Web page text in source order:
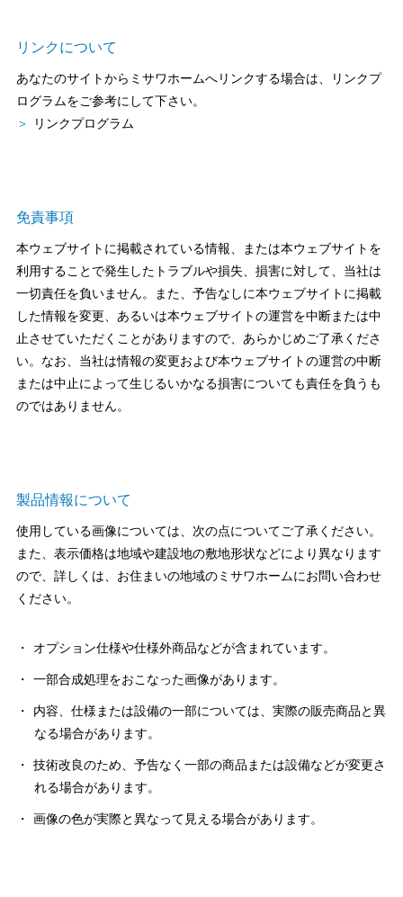
ホームラウンジ 新築・戸建て
ホームラウンジ 土地活用・賃貸経営
実例動画や基礎知識、収納の工夫など、理想の住まいを叶えるリフ
ホームラウンジ リフォーム
すべてのフィールドに新しい価値をデザインし、持続可能な未来志
向のまちづくりを実現していきます。
ミサワゼネラルソリューション
ミサワホームオーナーさま・リフォーム工事ご契約者さまとミサワ
ホームを結ぶコミュニケーションサイト。お得・便利・安心なコン
テンツや、ミサワホームからの大切なお知らせなど配信していま
す。
新卒者採用
中途採用
ウエルネス事業
海外事業
ミサワアイデンティティ
リンクについて
あなたのサイトからミサワホームへリンクする場合は、リンクプ
ログラムをご参考にして下さい。
リンクプログラム
免責事項
本ウェブサイトに掲載されている情報、または本ウェブサイトを
利用することで発生したトラブルや損失、損害に対して、当社は
一切責任を負いません。また、予告なしに本ウェブサイトに掲載
した情報を変更、あるいは本ウェブサイトの運営を中断または中
止させていただくことがありますので、あらかじめご了承くださ
い。なお、当社は情報の変更および本ウェブサイトの運営の中断
または中止によって生じるいかなる損害についても責任を負うも
のではありません。
製品情報について
使用している画像については、次の点についてご了承ください。
また、表示価格は地域や建設地の敷地形状などにより異なります
ので、詳しくは、お住まいの地域のミサワホームにお問い合わせ
ください。
オプション仕様や仕様外商品などが含まれています。
一部合成処理をおこなった画像があります。
内容、仕様または設備の一部については、実際の販売商品と異
なる場合があります。
技術改良のため、予告なく一部の商品または設備などが変更さ
れる場合があります。
画像の色が実際と異なって見える場合があります。